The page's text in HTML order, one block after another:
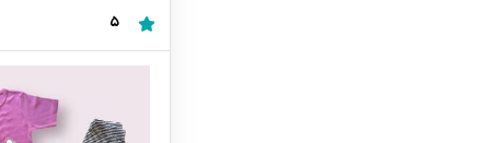
5